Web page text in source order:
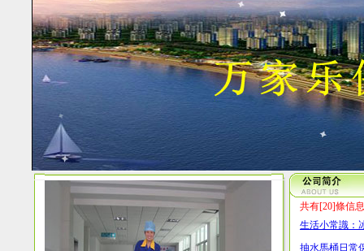
共有[20]條信
生活小常識：
抽水馬桶日常